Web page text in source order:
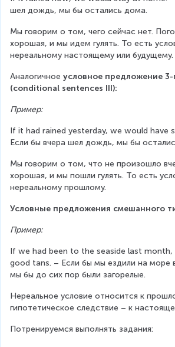
шел дождь, мы бы остались дома.
Мы говорим о том, чего сейчас нет.
хорошая, и мы идем гулять. То есть
нереальному настоящему или будущему.
Аналогичное условное предложение 3-
(conditional sentences III):
Пример:
If it had rained yesterday, we would have
Если бы вчера шел дождь, мы бы
Мы говорим о том, что не произошло
хорошая, и мы пошли гулять. То есть
нереальному прошлому.
Условные предложения смешанного
Пример:
If we had been to the seaside last
good tans. – Если бы мы ездили на море
мы бы до сих пор были загорелые.
Нереальное условие относится к
гипотетическое следствие – к
Потренируемся выполнять задания: